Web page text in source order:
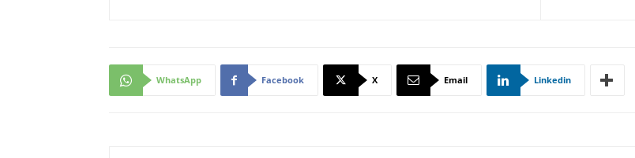
WhatsApp Facebook X Email Linkedin